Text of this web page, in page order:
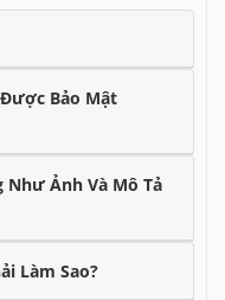
Được Bảo Mật
Như Ảnh Và Mô Tả
Làm Sao?